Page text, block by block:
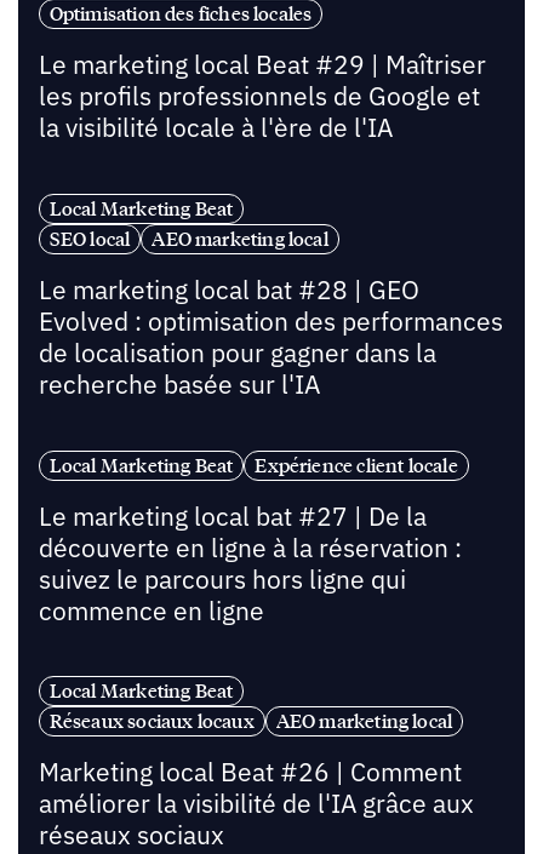
Optimisation des fiches locales
Le marketing local Beat #29 | Maîtriser
les profils professionnels de Google et
la visibilité locale à l'ère de l'IA
Local Marketing Beat
SEO local
AEO marketing local
Le marketing local bat #28 | GEO
Evolved : optimisation des performances
de localisation pour gagner dans la
recherche basée sur l'IA
Local Marketing Beat Expérience client locale
Le marketing local bat #27 | De la
découverte en ligne à la réservation :
suivez le parcours hors ligne qui
commence en ligne
Local Marketing Beat
Réseaux sociaux locaux
AEO marketing local
Marketing local Beat #26 | Comment
améliorer la visibilité de l'IA grâce aux
réseaux sociaux